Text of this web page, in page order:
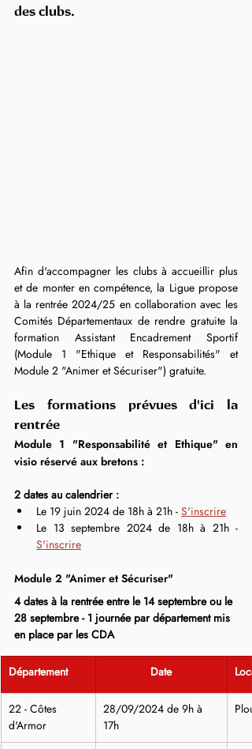
des clubs.
Afin d'accompagner les clubs à accueillir plus
et de monter en compétence, la Ligue propose
à la rentrée 2024/25 en collaboration avec les
Comités Départementaux de rendre gratuite la
formation Assistant Encadrement Sportif
(Module 1 "Ethique et Responsabilités" et
Module 2 "Animer et Sécuriser") gratuite.
Les formations prévues d'ici la
rentrée
Module 1 "Responsabilité et Ethique" en
visio réservé aux bretons :
2 dates au calendrier :
Le 19 juin 2024 de 18h à 21h - S'inscrire
S'inscrire
Module 2 "Animer et Sécuriser"
4 dates à la rentrée entre le 14 septembre ou le
28 septembre - 1 journée par département mis
en place par les CDA
Département Date
22 - Côtes
d'Armor
28/09/2024 de 9h à
17h